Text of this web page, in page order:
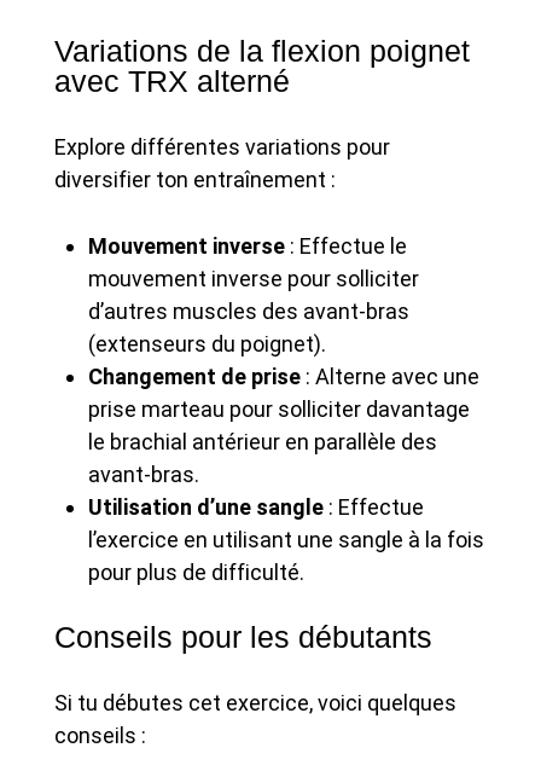
Variations de la flexion poignet
avec TRX alterné
Explore différentes variations pour
diversifier ton entraînement :
Mouvement inverse : Effectue le
mouvement inverse pour solliciter
d’autres muscles des avant-bras
(extenseurs du poignet).
Changement de prise : Alterne avec une
prise marteau pour solliciter davantage
le brachial antérieur en parallèle des
avant-bras.
Utilisation d’une sangle : Effectue
l’exercice en utilisant une sangle à la fois
pour plus de difficulté.
Conseils pour les débutants
Si tu débutes cet exercice, voici quelques
conseils :